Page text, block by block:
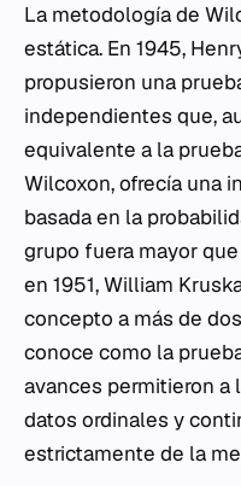
La metodología de
estática. En 1945,
propusieron una
independientes que,
equivalente a la
Wilcoxon, ofrecía una
basada en la
grupo fuera mayor
en 1951, William
concepto a más de
conoce como la
avances permitieron a
datos ordinales y
estrictamente de la